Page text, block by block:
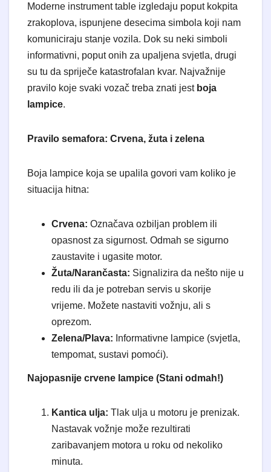
​Moderne instrument table izgledaju poput kokpita
zrakoplova, ispunjene desecima simbola koji nam
komuniciraju stanje vozila. Dok su neki simboli
informativni, poput onih za upaljena svjetla, drugi
su tu da spriječe katastrofalan kvar. Najvažnije
pravilo koje svaki vozač treba znati jest boja
lampice.
Pravilo semafora: Crvena, žuta i zelena
​Boja lampice koja se upalila govori vam koliko je
situacija hitna:
Crvena: Označava ozbiljan problem ili
opasnost za sigurnost. Odmah se sigurno
zaustavite i ugasite motor.
Žuta/Narančasta: Signalizira da nešto nije u
redu ili da je potreban servis u skorije
vrijeme. Možete nastaviti vožnju, ali s
oprezom.
Zelena/Plava: Informativne lampice (svjetla,
tempomat, sustavi pomoći).
Najopasnije crvene lampice (Stani odmah!)
Kantica ulja: Tlak ulja u motoru je prenizak.
Nastavak vožnje može rezultirati
zaribavanjem motora u roku od nekoliko
minuta.